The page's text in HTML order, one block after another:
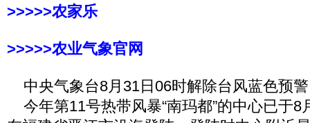
>>>>>农家乐
>>>>>农业气象官网
中央气象台8月31日06时解除台风蓝色预
今年第11号热带风暴“南玛都”的中心已于8